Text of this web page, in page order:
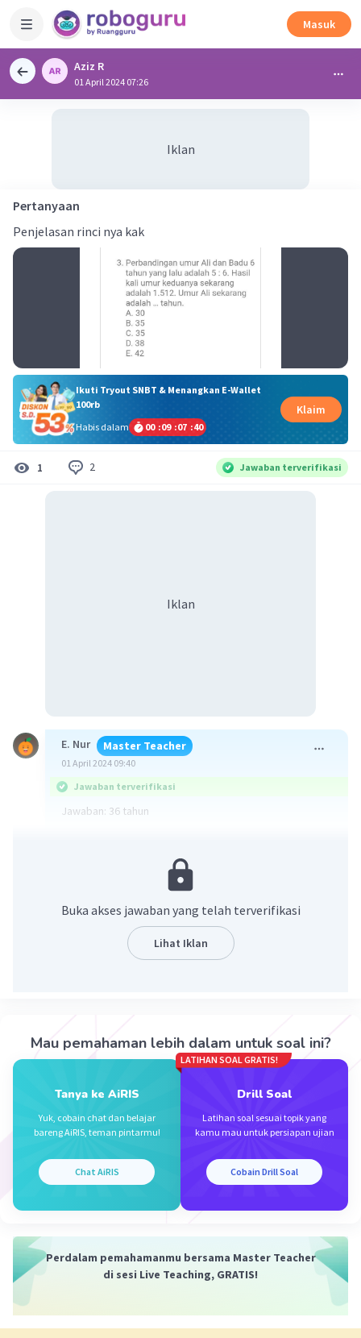
Masuk
Aziz R
01 April 2024 07:26
Iklan
Pertanyaan
Penjelasan rinci nya kak
Ikuti Tryout SNBT & Menangkan E-Wallet
100rb
Habis dalam
00 :09 :07 :40
Klaim
1 2 Jawaban terverifikasi
Iklan
E. Nur Master Teacher
01 April 2024 09:40
Jawaban terverifikasi
Jawaban: 36 tahun
Pembahasan pada gambar terlampir
Beri Rating·0.0 (0) Balas
Josephine K Level 28
05 April 2024 13:27
B 35 tahun
Buka akses jawaban yang telah terverifikasi
Lihat Iklan
Mau pemahaman lebih dalam untuk soal ini?
Tanya ke AiRIS
Yuk, cobain chat dan belajar
bareng AiRIS, teman pintarmu!
Chat AiRIS
LATIHAN SOAL GRATIS!
Drill Soal
Latihan soal sesuai topik yang
kamu mau untuk persiapan ujian
Cobain Drill Soal
Perdalam pemahamanmu bersama Master Teacher
di sesi Live Teaching, GRATIS!